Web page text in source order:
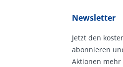
Newsletter
Jetzt den
abonnieren
Aktionen mehr